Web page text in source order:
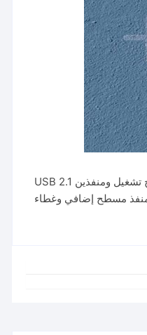
مشترك كهربائي 3 عيون بمفتاح تشغيل ومنفذين USB 2.1
مع كابل 2 متر ومنفذ مسطح إضافي وغطاء